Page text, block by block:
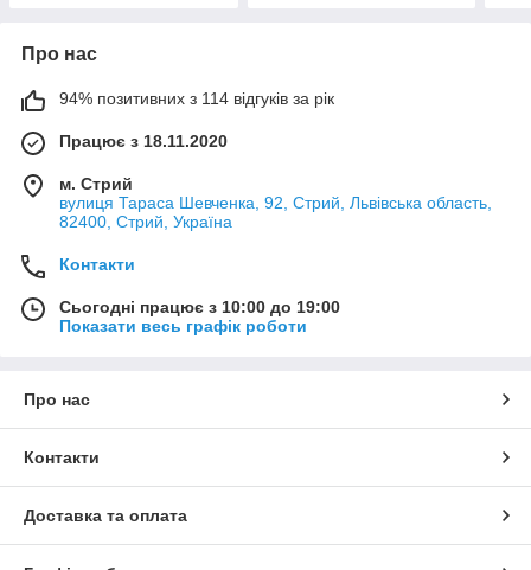
Про нас
94% позитивних з 114 відгуків за рік
Працює з 18.11.2020
м. Стрий
вулиця Тараса Шевченка, 92, Стрий, Львівська область,
82400, Стрий, Україна
Контакти
Сьогодні працює з 10:00 до 19:00
Показати весь графік роботи
Про нас
Контакти
Доставка та оплата